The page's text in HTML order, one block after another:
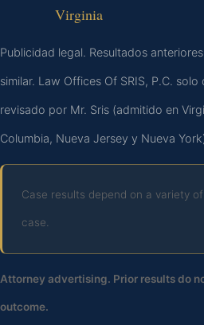
Virginia
Publicidad legal. Resultados
similar. Law Offices Of SRIS, P.C.
revisado por Mr. Sris (admitido en
Columbia, Nueva Jersey y Nueva
Case results depend on a variety
case.
Attorney advertising. Prior results do
outcome.